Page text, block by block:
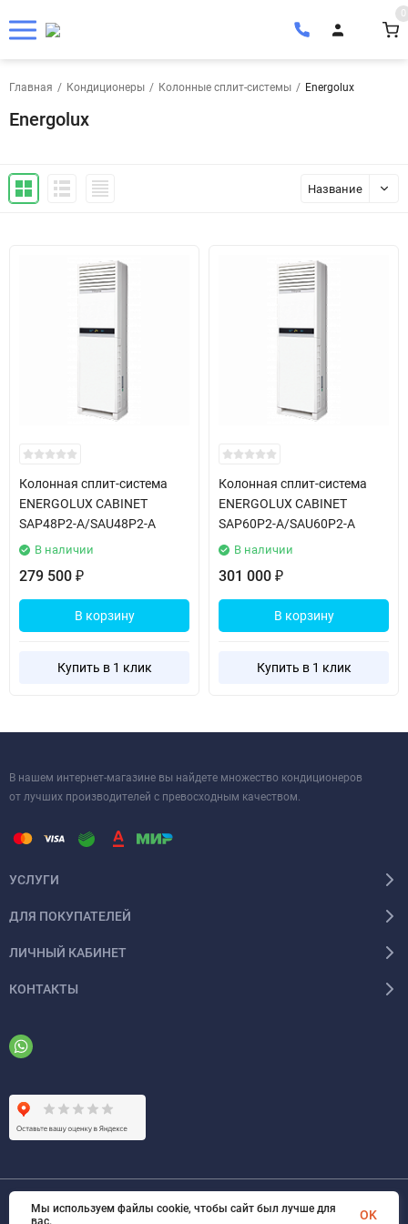
0
Главная / Кондиционеры / Колонные сплит-системы / Energolux
Energolux
Название
Колонная сплит-система
ENERGOLUX CABINET
SAP48P2-A/SAU48P2-A
В наличии
279 500 ₽
В корзину
Купить в 1 клик
Колонная сплит-система
ENERGOLUX CABINET
SAP60P2-A/SAU60P2-A
В наличии
301 000 ₽
В корзину
Купить в 1 клик
В нашем интернет-магазине вы найдете множество кондиционеров
от лучших производителей с превосходным качеством.
УСЛУГИ
ДЛЯ ПОКУПАТЕЛЕЙ
ЛИЧНЫЙ КАБИНЕТ
КОНТАКТЫ
© 2026 ООО «ФАЗИНЖИНИРИНГ». Все права защищены
Мы используем файлы cookie, чтобы сайт был лучше для
вас.
OK